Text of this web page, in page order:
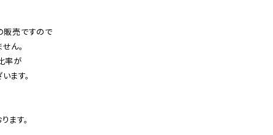
販売ですので
ん。
率が
ます。
ます。